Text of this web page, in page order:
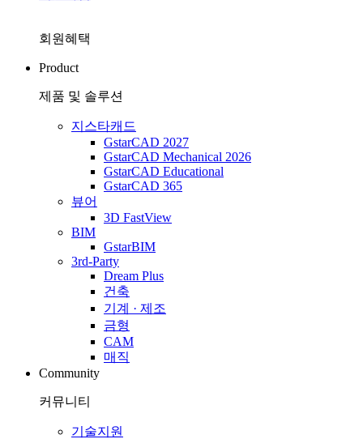
회원혜택
Product
제품 및 솔루션
지스타캐드
GstarCAD 2027
GstarCAD Mechanical 2026
GstarCAD Educational
GstarCAD 365
뷰어
3D FastView
BIM
GstarBIM
3rd-Party
Dream Plus
건축
기계 · 제조
금형
CAM
매직
Community
커뮤니티
기술지원